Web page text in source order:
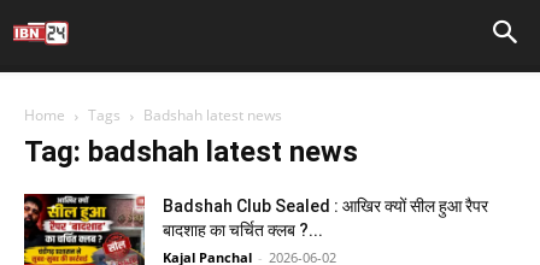
Home Tags Badshah latest news
Tag: badshah latest news
Badshah Club Sealed : आखिर क्यों सील हुआ रैपर
बादशाह का चर्चित क्लब ?...
Kajal Panchal - 2026-06-02